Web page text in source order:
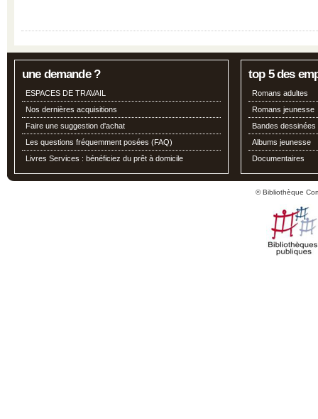
une demande ?
ESPACES DE TRAVAIL
Nos dernières acquisitions
Faire une suggestion d'achat
Les questions fréquemment posées (FAQ)
Livres Services : bénéficiez du prêt à domicile
top 5 des
Romans adultes
Romans jeunesse
Bandes dessinées
Albums jeunesse
Documentaires
© Bibliothèque